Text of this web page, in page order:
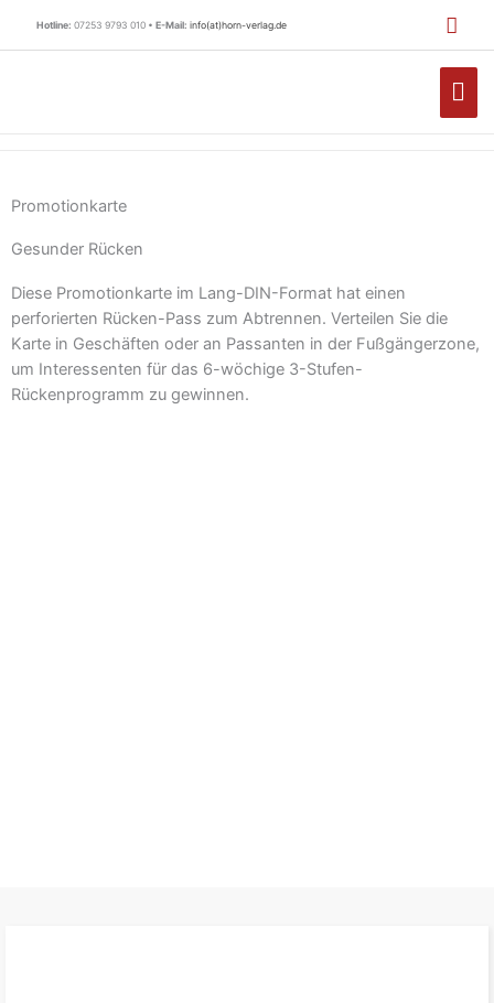
Hotline: 07253 9793 010 • E-Mail: info(at)horn-verlag.de
Promotionkarte
Gesunder Rücken
Diese Promotionkarte im Lang-DIN-Format hat einen
perforierten Rücken-Pass zum Abtrennen. Verteilen Sie die
Karte in Geschäften oder an Passanten in der Fußgängerzone,
um Interessenten für das 6-wöchige 3-Stufen-
Rückenprogramm zu gewinnen.